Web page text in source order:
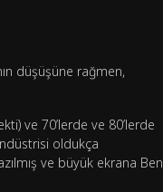
düşüşüne rağmen,
ve 70’lerde ve 80’lerde
oldukça
ve büyük ekrana Ben